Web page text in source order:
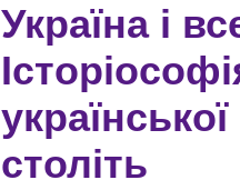
Україна і
української
століть